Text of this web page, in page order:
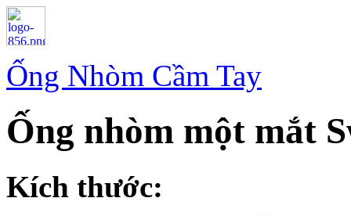
Ống Nhòm Cầm Tay
Ống nhòm một mắt
Kích thước: